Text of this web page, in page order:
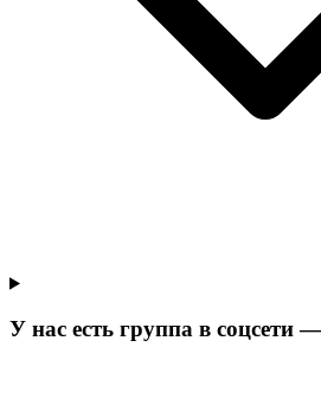
У нас есть группа в соцсети